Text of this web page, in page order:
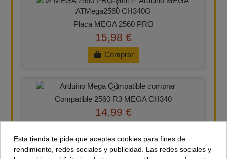
Placa MEGA 2560 PRO
15,98 €
Comprar
Compatible 2560 R3 MEGA CH340
14,99 €
Esta tienda te pide que aceptes cookies para fines de
rendimiento, redes sociales y publicidad. Las redes sociales y